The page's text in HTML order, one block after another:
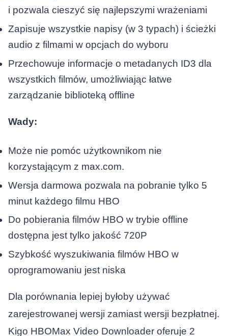
i pozwala cieszyć się najlepszymi wrażeniami
Zapisuje wszystkie napisy (w 3 typach) i ścieżki
audio z filmami w opcjach do wyboru
Przechowuje informacje o metadanych ID3 dla
wszystkich filmów, umożliwiając łatwe
zarządzanie biblioteką offline
Wady:
Może nie pomóc użytkownikom nie
korzystającym z max.com.
Wersja darmowa pozwala na pobranie tylko 5
minut każdego filmu HBO
Do pobierania filmów HBO w trybie offline
dostępna jest tylko jakość 720P
Szybkość wyszukiwania filmów HBO w
oprogramowaniu jest niska
Dla porównania lepiej byłoby używać
zarejestrowanej wersji zamiast wersji bezpłatnej.
Kigo HBOMax Video Downloader oferuje 2